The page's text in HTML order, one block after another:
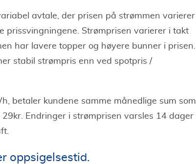
avtale, der prisen på strømmen varierer
prissvingningene. Strømprisen varierer i takt
har lavere topper og høyere bunner i prisen.
stabil strømpris enn ved spotpris /
betaler kundene samme månedlige sum som
Endringer i strømprisen varsles 14 dager
oppsigelsestid.